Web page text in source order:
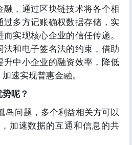
融，通过区块链技术将各个相
过多方记账确权数据存储，实
实现核心企业的信任传递。
法和电子签名法的约束，借助
升中小企业的融资效率，降低
速实现普惠金融。
呢？
岛问题，多个利益相关方可以
加速数据的互通和信息的共